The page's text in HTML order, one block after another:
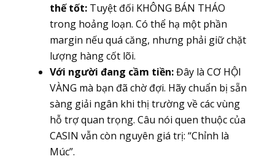
thế tốt:Tuyệt đối KHÔNG BÁN THÁO
trong hoảng loạn. Có thể hạ một phần
margin nếu quá căng, nhưng phải giữ chặt
lượng hàng cốt lõi.
Với người đang cầm tiền:Đây là CƠ HỘI
VÀNG mà bạn đã chờ đợi. Hãy chuẩn bị sẵn
sàng giải ngân khi thị trường về các vùng
hỗ trợ quan trọng. Câu nói quen thuộc của
CASIN vẫn còn nguyên giá trị: “Chỉnh là
Múc”.